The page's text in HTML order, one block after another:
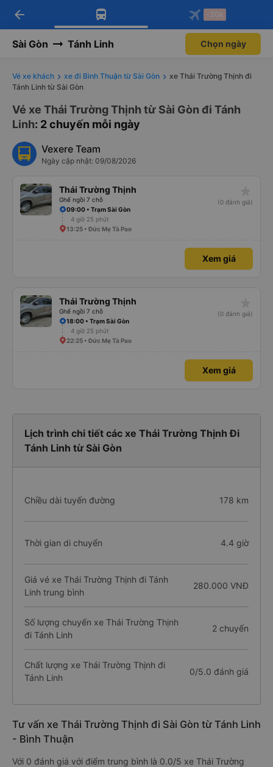
Tải app Vexere ngay!
Nhận ưu đãi thành viên độc
Mở app
Tải app Vexere
-30k/ghế khi đặt vé máy bay qua
Mở app
arrow_back -30k
Sài Gòn Tánh Linh Chọn ngày
Vé xe khách xe đi Bình Thuận từ Sài Gòn
xe Thái Trường Thịnh đi
Tánh Linh từ Sài Gòn
Vé xe Thái Trường Thịnh từ Sài Gòn đi Tánh
Linh: 2 chuyến mỗi ngày
Vexere Team
Ngày cập nhật: 09/08/2026
Thái Trường Thịnh
Ghế ngồi 7 chỗ
(0 đánh giá)
09:00 • Trạm Sài Gòn
4 giờ 25 phút
13:25 • Đức Mẹ Tà Pao
Xem giá
Thái Trường Thịnh
Ghế ngồi 7 chỗ
(0 đánh giá)
18:00 • Trạm Sài Gòn
4 giờ 25 phút
22:25 • Đức Mẹ Tà Pao
Xem giá
Lịch trình chi tiết các xe Thái Trường Thịnh Đi
Tánh Linh từ Sài Gòn
Chiều dài tuyến đường 178 km
Thời gian di chuyển 4.4 giờ
Giá vé xe Thái Trường Thịnh đi Tánh
Linh trung bình
280.000 VNĐ
Số lượng chuyến xe Thái Trường Thịnh
đi Tánh Linh
2 chuyến
Chất lượng xe Thái Trường Thịnh đi
Tánh Linh
0/5.0 đánh giá
Tư vấn xe Thái Trường Thịnh đi Sài Gòn từ Tánh Linh
- Bình Thuận
Với 0 đánh giá với điểm trung bình là 0.0/5 xe Thái Trường